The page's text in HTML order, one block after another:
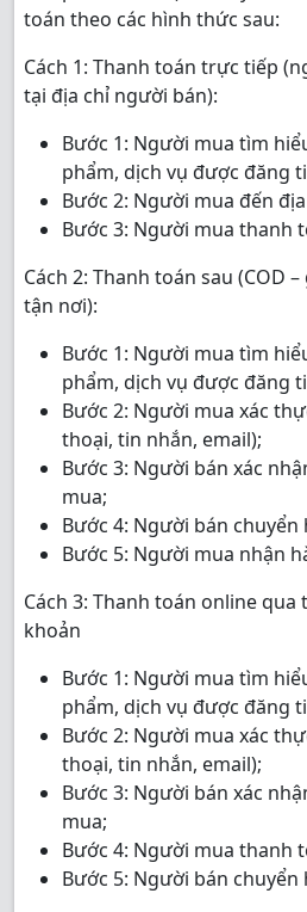
toán theo các hình thức sau:
Cách 1: Thanh toán trực tiếp
tại địa chỉ người bán):
Bước 1: Người mua tìm
phẩm, dịch vụ được đăng
Bước 2: Người mua đến
Bước 3: Người mua thanh
Cách 2: Thanh toán sau (COD
tận nơi):
Bước 1: Người mua tìm
phẩm, dịch vụ được đăng
Bước 2: Người mua xác
thoại, tin nhắn, email);
Bước 3: Người bán xác
mua;
Bước 4: Người bán chuyển
Bước 5: Người mua nhận
Cách 3: Thanh toán online
khoản
Bước 1: Người mua tìm
phẩm, dịch vụ được đăng
Bước 2: Người mua xác
thoại, tin nhắn, email);
Bước 3: Người bán xác
mua;
Bước 4: Người mua thanh
Bước 5: Người bán chuyển